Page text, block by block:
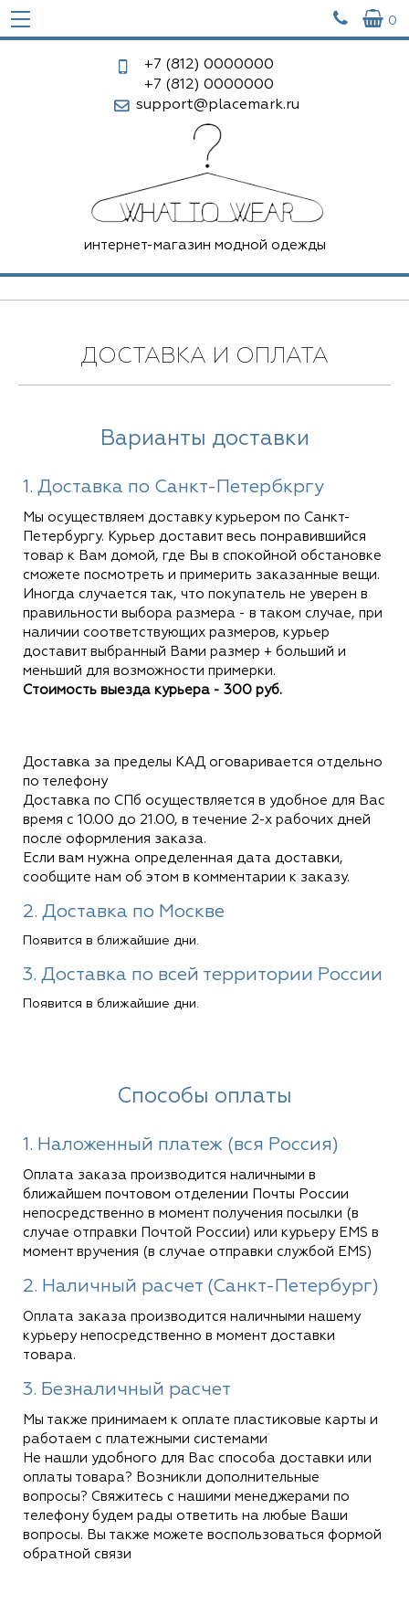
  0
+7 (812) 0000000
+7 (812) 0000000
support@placemark.ru
интернет-магазин модной одежды
ДОСТАВКА И ОПЛАТА
Варианты доставки
1. Доставка по Санкт-Петербкргу
Мы осуществляем доставку курьером по Санкт-
Петербургу. Курьер доставит весь понравившийся
товар к Вам домой, где Вы в спокойной обстановке
сможете посмотреть и примерить заказанные вещи.
Иногда случается так, что покупатель не уверен в
правильности выбора размера - в таком случае, при
наличии соответствующих размеров, курьер
доставит выбранный Вами размер + больший и
меньший для возможности примерки.
Стоимость выезда курьера - 300 руб.
Доставка за пределы КАД оговаривается отдельно
по телефону
Доставка по СПб осуществляется в удобное для Вас
время с 10.00 до 21.00, в течение 2-х рабочих дней
после оформления заказа.
Если вам нужна определенная дата доставки,
сообщите нам об этом в комментарии к заказу.
2. Доставка по Москве
Появится в ближайшие дни.
3. Доставка по всей территории России
Появится в ближайшие дни.
Способы оплаты
1. Наложенный платеж (вся Россия)
Оплата заказа производится наличными в
ближайшем почтовом отделении Почты России
непосредственно в момент получения посылки (в
случае отправки Почтой России) или курьеру EMS в
момент вручения (в случае отправки службой EMS)
2. Наличный расчет (Санкт-Петербург)
Оплата заказа производится наличными нашему
курьеру непосредственно в момент доставки
товара.
3. Безналичный расчет
Мы также принимаем к оплате пластиковые карты и
работаем с платежными системами
Не нашли удобного для Вас способа доставки или
оплаты товара? Возникли дополнительные
вопросы? Свяжитесь с нашими менеджерами по
телефону будем рады ответить на любые Ваши
вопросы. Вы также можете воспользоваться формой
обратной связи